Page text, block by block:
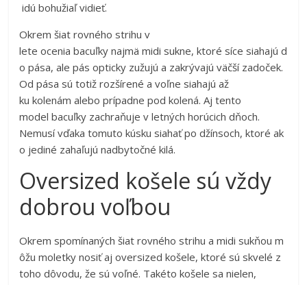
idú bohužiaľ vidieť.
Okrem šiat rovného strihu v
lete ocenia bacuľky najmä midi sukne, ktoré síce siahajú d
o pása, ale pás opticky zužujú a zakrývajú väčší zadoček.
Od pása sú totiž rozšírené a voľne siahajú až
ku kolenám alebo prípadne pod kolená. Aj tento
model bacuľky zachraňuje v letných horúcich dňoch.
Nemusí vďaka tomuto kúsku siahať po džínsoch, ktoré ak
o jediné zahaľujú nadbytočné kilá.
Oversized košele sú vždy
dobrou voľbou
Okrem spomínaných šiat rovného strihu a midi sukňou m
ôžu moletky nosiť aj oversized košele, ktoré sú skvelé z
toho dôvodu, že sú voľné. Takéto košele sa nielen,